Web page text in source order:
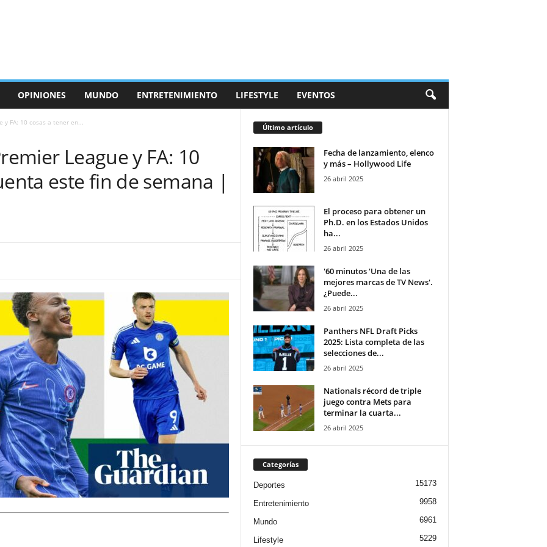
OPINIONES MUNDO ENTRETENIMIENTO LIFESTYLE EVENTOS
y FA: 10 cosas a tener en...
League y FA: 10
este fin de semana |
Último artículo
Fecha de lanzamiento, elenco
y más – Hollywood Life
26 abril 2025
El proceso para obtener un
Ph.D. en los Estados Unidos
ha...
26 abril 2025
'60 minutos 'Una de las
mejores marcas de TV News'.
¿Puede...
26 abril 2025
Panthers NFL Draft Picks
2025: Lista completa de las
selecciones de...
26 abril 2025
Nationals récord de triple
juego contra Mets para
terminar la cuarta...
26 abril 2025
Categorías
Deportes 15173
Entretenimiento 9958
Mundo 6961
Lifestyle 5229